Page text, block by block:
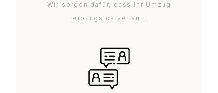
Wir sorgen dafür, dass Ihr Umzug
reibungslos verläuft.